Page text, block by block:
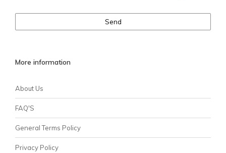
Send
More information
About Us
FAQ'S
General Terms Policy
Privacy Policy